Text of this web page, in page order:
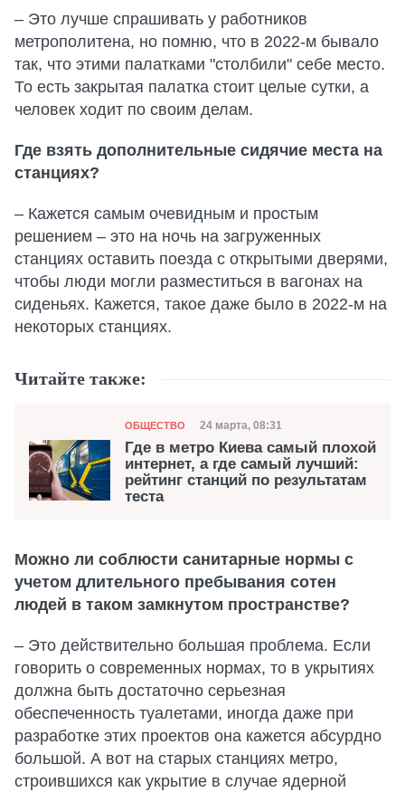
– Это лучше спрашивать у работников
метрополитена, но помню, что в 2022-м бывало
так, что этими палатками "столбили" себе место.
То есть закрытая палатка стоит целые сутки, а
человек ходит по своим делам.
Где взять дополнительные сидячие места на
станциях?
– Кажется самым очевидным и простым
решением – это на ночь на загруженных
станциях оставить поезда с открытыми дверями,
чтобы люди могли разместиться в вагонах на
сиденьях. Кажется, такое даже было в 2022-м на
некоторых станциях.
Читайте также:
Категория
ОБЩЕСТВО Дата публикации
24 марта, 08:31
Где в метро Киева самый плохой
интернет, а где самый лучший:
рейтинг станций по результатам
теста
Можно ли соблюсти санитарные нормы с
учетом длительного пребывания сотен
людей в таком замкнутом пространстве?
– Это действительно большая проблема. Если
говорить о современных нормах, то в укрытиях
должна быть достаточно серьезная
обеспеченность туалетами, иногда даже при
разработке этих проектов она кажется абсурдно
большой. А вот на старых станциях метро,
строившихся как укрытие в случае ядерной